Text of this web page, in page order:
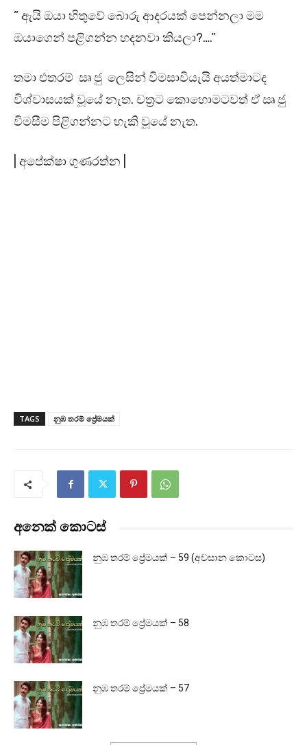
” ඇයි ඔයා හිතුවේ බොරු ආදරයක් පෙන්නලා මම
ඔයාගෙන් පළිගන්න හදනවා කියලා?….”
තමා එතරම් ඍ ජු ලෙසින් විමසාවියැයි අයත්මාටද
විශ්වාසයක් වූයේ නැත. චත්‍රට කොහොමටවත් ඒ ඍ ජු
විමසීම පිළිගන්නට හැකි වූයේ නැත.
| අපේක්ෂා ගුණරත්න |
TAGS නුඹ තරම් ප්‍රේමයක්
අනෙක් කොටස්
නුඹ තරම් ප්‍රේමයක් – 59 (අවසාන කොටස)
නුඹ තරම් ප්‍රේමයක් – 58
නුඹ තරම් ප්‍රේමයක් – 57